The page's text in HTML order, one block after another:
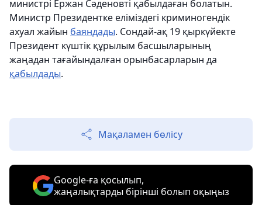
министрі Ержан Сәденовті қабылдаған болатын.
Министр Президентке еліміздегі криминогендік
ахуал жайын баяндады. Сондай-ақ 19 қыркүйекте
Президент күштік құрылым басшыларының
жаңадан тағайындалған орынбасарларын да
қабылдады.
Мақаламен бөлісу
Google-ға қосылып,
жаңалықтарды бірінші болып оқыңыз